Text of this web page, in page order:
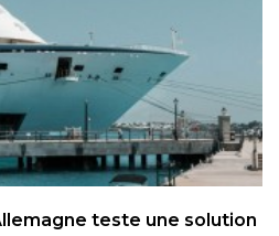
teste une solution